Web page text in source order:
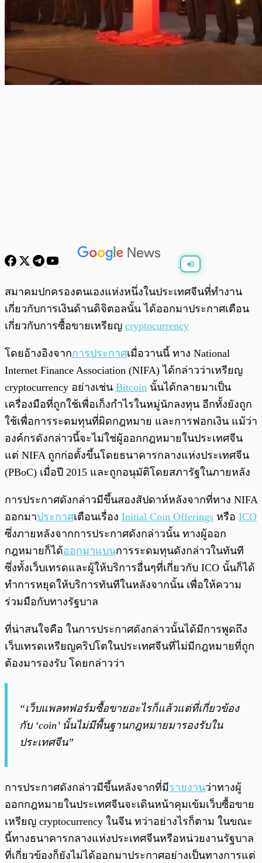
พร้อมเล่น 0:00 /
สมาคมปกครองตนเองแห่งหนึ่งในประเทศจีนที่ทำงาน
เกี่ยวกับการเงินด้านดิจิตอลนั้น ได้ออกมาประกาศเตือน
เกี่ยวกับการซื้อขายเหรียญ cryptocurrency
โดยอ้างอิงจากการประกาศเมื่อวานนี้ ทาง National
Internet Finance Association (NIFA) ได้กล่าวว่าเหรียญ
cryptocurrency อย่างเช่น Bitcoin นั้นได้กลายมาเป็น
เครื่องมือที่ถูกใช้เพื่อเก็งกำไรในหมู่นักลงทุน อีกทั้งยังถูก
ใช้เพื่อการระดมทุนที่ผิดกฎหมาย และการฟอกเงิน แม้ว่า
องค์กรดังกล่าวนี้จะไม่ใช่ผู้ออกกฎหมายในประเทศจีน
แต่ NIFA ถูกก่อตั้งขึ้นโดยธนาคารกลางแห่งประเทศจีน
(PBoC) เมื่อปี 2015 และถูกอนุมัติโดยสภารัฐในภายหลัง
การประกาศดังกล่าวมีขึ้นสองสัปดาห์หลังจากที่ทาง NIFA
ออกมาประกาศเตือนเรื่อง Initial Coin Offerings หรือ ICO
ซึ่งภายหลังจากการประกาศดังกล่าวนั้น ทางผู้ออก
กฎหมายก็ได้ออกมาแบนการระดมทุนดังกล่าวในทันที
ซึ่งทั้งเว็บเทรดและผู้ให้บริการอื่นๆที่เกี่ยวกับ ICO นั้นก็ได้
ทำการหยุดให้บริการทันทีในหลังจากนั้น เพื่อให้ความ
ร่วมมือกับทางรัฐบาล
ที่น่าสนใจคือ ในการประกาศดังกล่าวนั้นได้มีการพูดถึง
เว็บเทรดเหรียญคริปโตในประเทศจีนที่ไม่มีกฎหมายที่ถูก
ต้องมารองรับ โดยกล่าวว่า
“เว็บแพลทฟอร์มซื้อขายอะไรก็แล้วแต่ที่เกี่ยวข้อง
กับ ‘coin’ นั้นไม่มีพื้นฐานกฎหมายมารองรับใน
ประเทศจีน”
การประกาศดังกล่าวมีขึ้นหลังจากที่มีรายงานว่าทางผู้
ออกกฎหมายในประเทศจีนจะเดินหน้าคุมเข้มเว็บซื้อขาย
เหรียญ cryptocurrency ในจีน ทว่าอย่างไรก็ตาม ในขณะ
นี้ทางธนาคารกลางแห่งประเทศจีนหรือหน่วยงานรัฐบาล
ที่เกี่ยวข้องก็ยังไม่ได้ออกมาประกาศอย่างเป็นทางการแต่